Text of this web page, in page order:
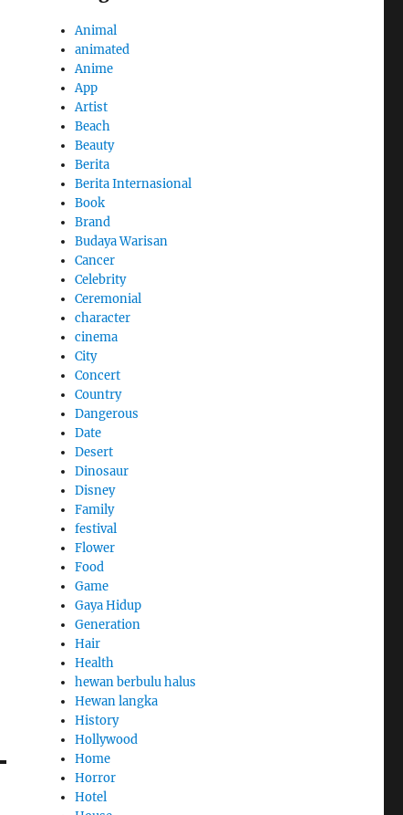
Animal
animated
Anime
App
Artist
Beach
Beauty
Berita
Berita Internasional
Book
Brand
Budaya Warisan
Cancer
Celebrity
Ceremonial
character
cinema
City
Concert
Country
Dangerous
Date
Desert
Dinosaur
Disney
Family
festival
Flower
Food
Game
Gaya Hidup
Generation
Hair
Health
hewan berbulu halus
Hewan langka
History
Hollywood
Home
Horror
Hotel